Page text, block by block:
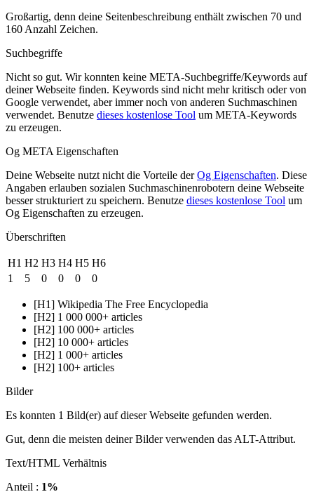
Großartig, denn deine Seitenbeschreibung enthält zwischen 70 und
160 Anzahl Zeichen.
Suchbegriffe
Nicht so gut. Wir konnten keine META-Suchbegriffe/Keywords auf
deiner Webseite finden. Keywords sind nicht mehr kritisch oder von
Google verwendet, aber immer noch von anderen Suchmaschinen
verwendet. Benutze dieses kostenlose Tool um META-Keywords
zu erzeugen.
Og META Eigenschaften
Deine Webseite nutzt nicht die Vorteile derOg Eigenschaften. Diese
Angaben erlauben sozialen Suchmaschinenrobotern deine Webseite
besser strukturiert zu speichern. Benutze dieses kostenlose Tool um
Og Eigenschaften zu erzeugen.
Überschriften
H1 H2 H3 H4 H5 H6
1
5 0 0 0 0
[H1] Wikipedia The Free Encyclopedia
[H2] 1 000 000+ articles
[H2] 100 000+ articles
[H2] 10 000+ articles
[H2] 1 000+ articles
[H2] 100+ articles
Bilder
Es konnten 1 Bild(er) auf dieser Webseite gefunden werden.
Gut, denn die meisten deiner Bilder verwenden das ALT-Attribut.
Text/HTML Verhältnis
Anteil : 1%